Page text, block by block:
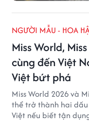
NGƯỜI MẪU - HOA
Miss World,
cùng đến Việt
Việt bứt phá
Miss World 2026 và
thể trở thành hai
Việt nếu biết tận